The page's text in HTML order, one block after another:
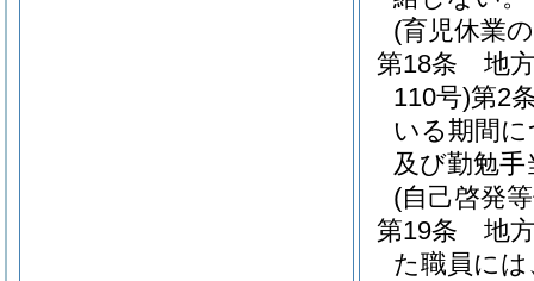
(育児休業
第18条
地
110号)第2
いる期間
及び勤勉
(自己啓発
第19条
地
た職員に